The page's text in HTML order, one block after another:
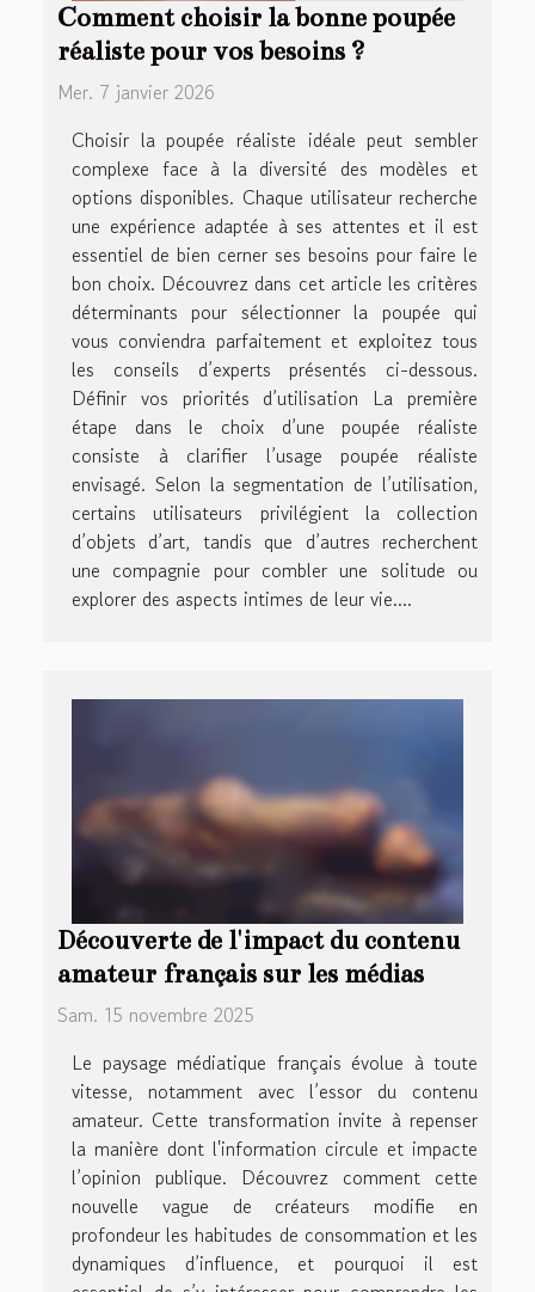
Comment choisir la bonne poupée
réaliste pour vos besoins ?
Mer. 7 janvier 2026
Choisir la poupée réaliste idéale peut sembler
complexe face à la diversité des modèles et
options disponibles. Chaque utilisateur recherche
une expérience adaptée à ses attentes et il est
essentiel de bien cerner ses besoins pour faire le
bon choix. Découvrez dans cet article les critères
déterminants pour sélectionner la poupée qui
vous conviendra parfaitement et exploitez tous
les conseils d’experts présentés ci-dessous.
Définir vos priorités d’utilisation La première
étape dans le choix d’une poupée réaliste
consiste à clarifier l’usage poupée réaliste
envisagé. Selon la segmentation de l’utilisation,
certains utilisateurs privilégient la collection
d’objets d’art, tandis que d’autres recherchent
une compagnie pour combler une solitude ou
explorer des aspects intimes de leur vie....
Découverte de l'impact du contenu
amateur français sur les médias
Sam. 15 novembre 2025
Le paysage médiatique français évolue à toute
vitesse, notamment avec l’essor du contenu
amateur. Cette transformation invite à repenser
la manière dont l'information circule et impacte
l’opinion publique. Découvrez comment cette
nouvelle vague de créateurs modifie en
profondeur les habitudes de consommation et les
dynamiques d’influence, et pourquoi il est